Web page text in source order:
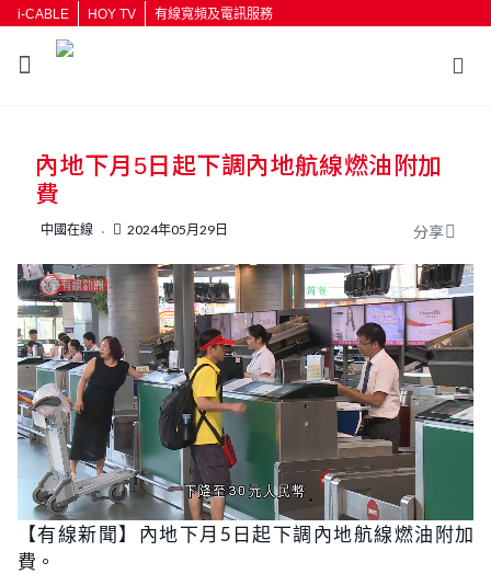
i-CABLE HOY TV 有線寬頻及電訊服務
按輸入鍵開始搜尋
內地下月5日起下調內地航線燃油附加
費
中國在線 2024年05月29日 分享
U
n
m
u
L
o
a
d
【有線新聞】內地下月5日起下調內地航線燃油附加
費。